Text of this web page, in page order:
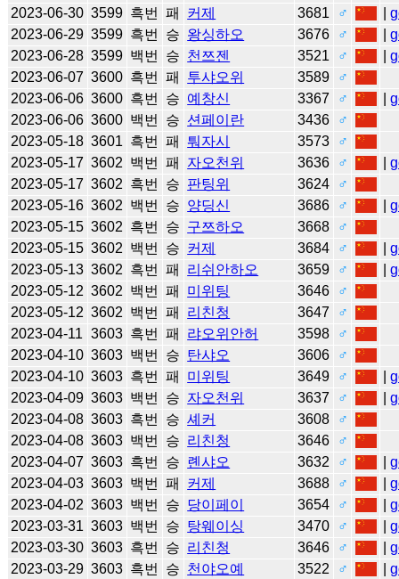
2023-06-30 3599 흑번 패 커제 3681 ♂ |
2023-06-29 3599 흑번 승 왕싱하오 3676 ♂ |
2023-06-28 3599 백번 승 천쯔젠 3521 ♂ |
2023-06-07 3600 흑번 패 투샤오위 3589
♂
2023-06-06 3600 흑번 승 예창신 3367 ♂ |
2023-06-06 3600 백번 승 션페이란 3436
♂
2023-05-18 3601 흑번 패 퉈자시 3573
♂
2023-05-17 3602 백번 패 자오천위 3636 ♂ |
2023-05-17 3602 흑번 승 판팅위 3624
♂
2023-05-16 3602 백번 승 양딩신 3686 ♂ |
2023-05-15 3602 흑번 승 구쯔하오 3668
♂
2023-05-15 3602 백번 승 커제 3684 ♂ |
2023-05-13 3602 흑번 패 리쉬안하오 3659 ♂ |
2023-05-12 3602 백번 패 미위팅 3646
♂
2023-05-12 3602 백번 패 리친청 3647
♂
2023-04-11 3603 흑번 패 랴오위안허 3598
♂
2023-04-10 3603 백번 승 탄샤오 3606
♂
2023-04-10 3603 흑번 패 미위팅 3649 ♂ |
2023-04-09 3603 백번 승 자오천위 3637 ♂ |
2023-04-08 3603 흑번 승 셰커 3608
♂
2023-04-08 3603 백번 승 리친청 3646
♂
2023-04-07 3603 흑번 승 롄샤오 3632 ♂ |
2023-04-03 3603 백번 패 커제 3688 ♂ |
2023-04-02 3603 백번 승 당이페이 3654 ♂ |
2023-03-31 3603 백번 승 탕웨이싱 3470 ♂ |
2023-03-30 3603 흑번 승 리친청 3646 ♂ |
2023-03-29 3603 흑번 승 천야오예 3522 ♂ |